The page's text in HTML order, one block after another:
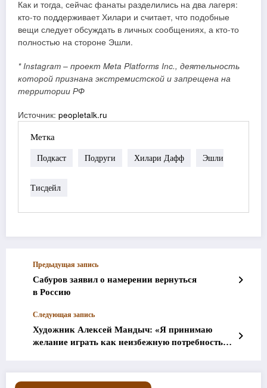
Как и тогда, сейчас фанаты разделились на два лагеря:
кто-то поддерживает Хилари и считает, что подобные
вещи следует обсуждать в личных сообщениях, а кто-то
полностью на стороне Эшли.
* Instagram – проект Meta Platforms Inc., деятельность
которой признана экстремистской и запрещена на
территории РФ
Источник: peopletalk.ru
Метка
Подкаст Подруги Хилари Дафф Эшли
Тисдейл
Предыдущая запись
Сабуров заявил о намерении вернуться
в Россию
Следующая запись
Художник Алексей Мандыч: «Я принимаю
желание играть как неизбежную потребность